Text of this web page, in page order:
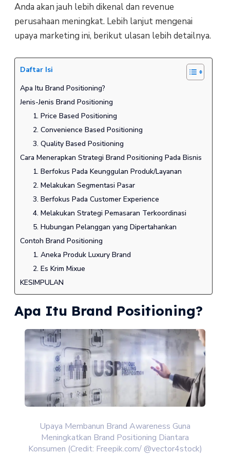
Anda akan jauh lebih dikenal dan revenue
perusahaan meningkat. Lebih lanjut mengenai
upaya marketing ini, berikut ulasan lebih detailnya.
Daftar Isi
Apa Itu Brand Positioning?
Jenis-Jenis Brand Positioning
1. Price Based Positioning
2. Convenience Based Positioning
3. Quality Based Positioning
Cara Menerapkan Strategi Brand Positioning Pada Bisnis
1. Berfokus Pada Keunggulan Produk/Layanan
2. Melakukan Segmentasi Pasar
3. Berfokus Pada Customer Experience
4. Melakukan Strategi Pemasaran Terkoordinasi
5. Hubungan Pelanggan yang Dipertahankan
Contoh Brand Positioning
1. Aneka Produk Luxury Brand
2. Es Krim Mixue
KESIMPULAN
Apa Itu Brand Positioning?
Upaya Membanun Brand Awareness Guna
Meningkatkan Brand Positioning Diantara
Konsumen (Credit: Freepik.com/ @vector4stock)